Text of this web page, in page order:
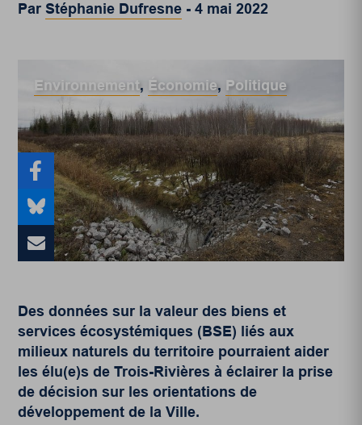
ParStéphanie Dufresne -4 mai 2022
Environnement, Économie, Politique
Des données sur la valeur des biens et
services écosystémiques (BSE) liés aux
milieux naturels du territoire pourraient aider
les élu(e)s de Trois-Rivières à éclairer la prise
de décision sur les orientations de
développement de la Ville.